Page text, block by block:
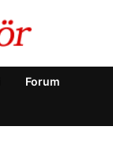
Forum